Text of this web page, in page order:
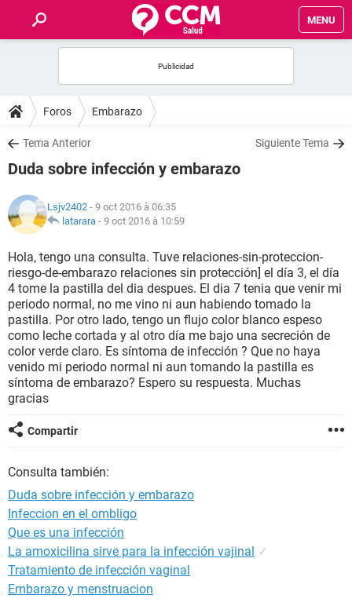
MENU
FORUMS
SALUD
NUTRICIÓN
BIENESTAR
SEXUALIDAD
GLOSARIO
Foros Embarazo
Tema Anterior Siguiente Tema
Duda sobre infección y embarazo
Lsjv2402 - 9 oct 2016 à 06:35
latarara - 9 oct 2016 à 10:59
Hola, tengo una consulta. Tuve relaciones-sin-proteccion-
riesgo-de-embarazo relaciones sin protección] el día 3, el día
4 tome la pastilla del dia despues. El dia 7 tenia que venir mi
periodo normal, no me vino ni aun habiendo tomado la
pastilla. Por otro lado, tengo un flujo color blanco espeso
como leche cortada y al otro día me bajo una secreción de
color verde claro. Es síntoma de infección ? Que no haya
venido mi periodo normal ni aun tomando la pastilla es
síntoma de embarazo? Espero su respuesta. Muchas
gracias
Compartir
Consulta también:
Duda sobre infección y embarazo
Infeccion en el ombligo
Que es una infección
La amoxicilina sirve para la infección vajinal ✓
Tratamiento de infección vaginal
Embarazo y menstruacion